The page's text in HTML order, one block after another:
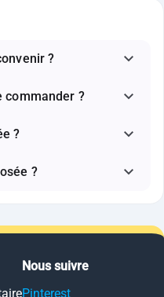
?
commander ?
?
?
Nous suivre
Pinterest